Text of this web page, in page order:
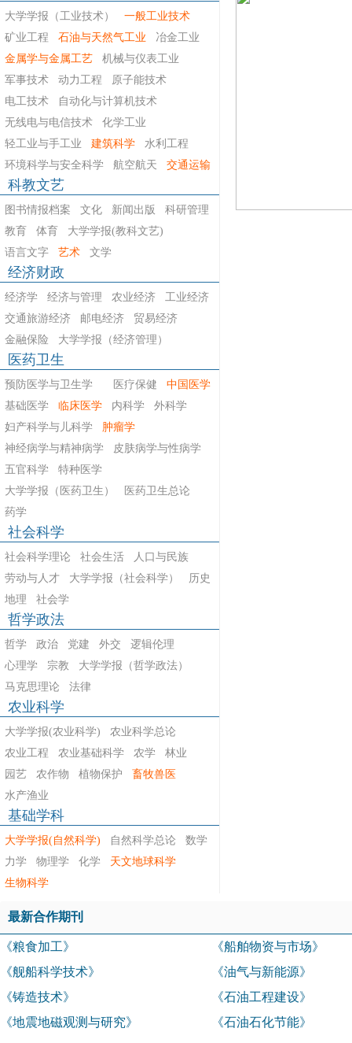
大学学报（工业技术）
一般工业技术
矿业工程
石油与天然气工业
冶金工业
金属学与金属工艺
机械与仪表工业
军事技术
动力工程
原子能技术
电工技术
自动化与计算机技术
无线电与电信技术
化学工业
轻工业与手工业
建筑科学
水利工程
环境科学与安全科学
航空航天 交通运输
科教文艺
图书情报档案 文化 新闻出版
科研管理
教育
体育
大学学报(教科文艺)
语言文字
艺术 文学
经济财政
经济学 经济与管理 农业经济
工业经济
交通旅游经济
邮电经济
贸易经济
金融保险
大学学报（经济管理）
医药卫生
预防医学与卫生学 医疗保健
中国医学
基础医学
临床医学 内科学
外科学
妇产科学与儿科学
肿瘤学
神经病学与精神病学
皮肤病学与性病学
五官科学
特种医学
大学学报（医药卫生）
医药卫生总论
药学
社会科学
社会科学理论 社会生活
人口与民族
劳动与人才
大学学报（社会科学）
历史
地理
社会学
哲学政法
哲学 政治 党建 外交
逻辑伦理
心理学
宗教
大学学报（哲学政法）
马克思理论
法律
农业科学
大学学报(农业科学)
农业科学总论
农业工程
农业基础科学 农学
林业
园艺
农作物 植物保护
畜牧兽医
水产渔业
基础学科
大学学报(自然科学) 自然科学总论
数学
力学
物理学 化学
天文地球科学
生物科学
最新合作期刊
《粮食加工》
《船舶物资与市场》
《舰船科学技术》
《油气与新能源》
《铸造技术》
《石油工程建设》
《地震地磁观测与研究》
《石油石化节能》